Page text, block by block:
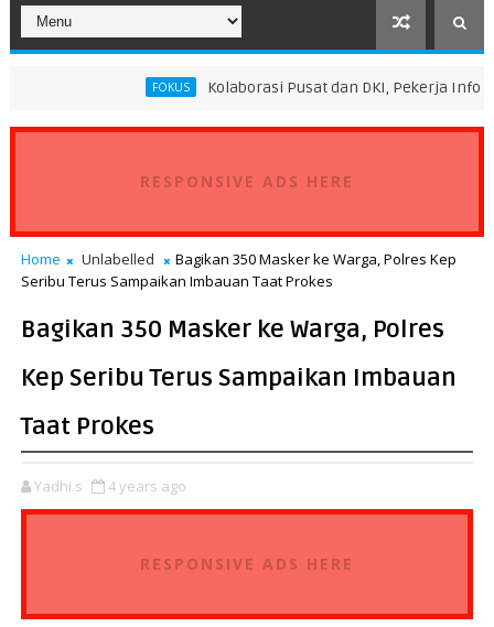
Kolaborasi Pusat dan DKI, Pekerja Informal Sektor
RESPONSIVE ADS HERE
Home Unlabelled
Bagikan 350 Masker ke Warga, Polres Kep
Seribu Terus Sampaikan Imbauan Taat Prokes
Bagikan 350 Masker ke Warga, Polres
Kep Seribu Terus Sampaikan Imbauan
Taat Prokes
Yadhi.s 4 years ago
RESPONSIVE ADS HERE